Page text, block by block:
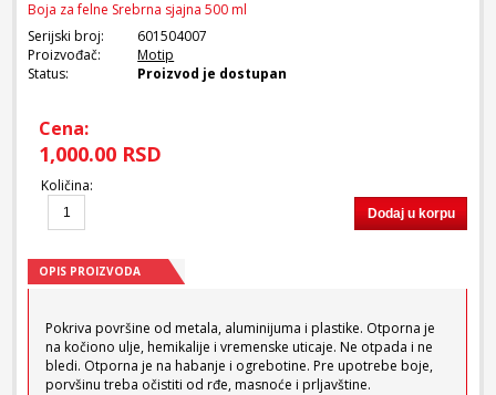
Boja za felne Srebrna sjajna 500 ml
Serijski broj:
601504007
Proizvođač:
Motip
Status:
Proizvod je dostupan
Cena:
1,000.00 RSD
Količina:
Dodaj u korpu
OPIS PROIZVODA
Pokriva površine od metala, aluminijuma i plastike. Otporna je
na kočiono ulje, hemikalije i vremenske uticaje. Ne otpada i ne
bledi. Otporna je na habanje i ogrebotine. Pre upotrebe boje,
porvšinu treba očistiti od rđe, masnoće i prljavštine.